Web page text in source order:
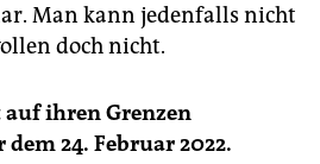
Man kann jedenfalls nicht
doch nicht.
ihren Grenzen
24. Februar 2022.